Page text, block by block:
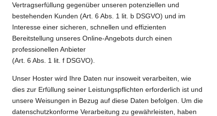
Vertragserfüllung gegenüber unseren potenziellen und
bestehenden Kunden (Art. 6 Abs. 1 lit. b DSGVO) und im
Interesse einer sicheren, schnellen und effizienten
Bereitstellung unseres Online-Angebots durch einen
professionellen Anbieter
(Art. 6 Abs. 1 lit. f DSGVO).
Unser Hoster wird Ihre Daten nur insoweit verarbeiten, wie
dies zur Erfüllung seiner Leistungspflichten erforderlich ist und
unsere Weisungen in Bezug auf diese Daten befolgen. Um die
datenschutzkonforme Verarbeitung zu gewährleisten, haben